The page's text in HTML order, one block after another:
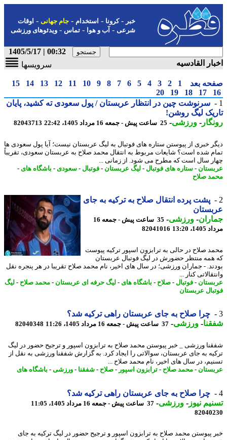
-کرونا-استخدام- جام جهانی-اوقات
شرعی-آب و هوا-تماس-ویدئوهای ورزشی
00:32 | 1405/5/17
القادسیه
سرویسها
بعد 1
2
3
4
5
6
7
8
9
10
11
12
13
14
15
17
18
19
20
سرنوشت چین در انتظار عربستان / پول سعودی ته کشید، پایان
لیگ روشن!
-ورزشی-25 ساعت پیش - جمعه 16 مرداد 1405، 22:42 82043713
خبری از پیوستن ستاره های فوتبال به لیگ عربستان نیست؛ آیا پول سعودی ها
شده است؟ شایعات مربوط به انتقال محمد صلاح به عربستان سعودی، تقریباً
سال است که مطرح می شود. از زمانی ...
-ستاره های فوتبال-لیگ عربستان-فوتبال-سعودی-باشگاه های -
صلاح
پشت پرده انتقال صلاح به ترکیه به جای
- ورزشی-
35 ساعت پیش - جمعه 16
13:20
82041016
صلاح در حالی به ترابزون اسپور ترکیه پیوست
منتظر حضورش در لیگ فوتبال عربستان
- جماران ورزشی؛ در سال های اخیر، نام محمد صلاح تقریبا در هر پنجره نقل
کنار ...
-فوتبال-صلاح-باشگاه های -لیگ حرفه ای عربستان-محمد صلاح-لیگ
عربستان
چرا صلاح به جای عربستان راهی ترکیه شد؟
-ورزشی-37 ساعت پیش - جمعه 16 مرداد 1405، 11:26 82040348
ورزشی _ خبر پیوستن محمد صلاح به ترابزون اسپور و ترجیح حضور در لیگ
به جای عربستان، سوالاتی را ایجاد کرد. به گزارش شفقنا ورزشی به نقل از
در سال های اخیر، نام محمد صلاح ...
-محمد صلاح-ترابزون اسپور-صلاح-شفقنا-ورزشی -باشگاه های
چرا صلاح به جای عربستان راهی ترکیه شد؟
نیوز-ورزشی-37 ساعت پیش - جمعه 16 مرداد 1405، 11:05
پیوستن محمد صلاح به ترابزون اسپور و ترجیح حضور در لیگ ترکیه به جای